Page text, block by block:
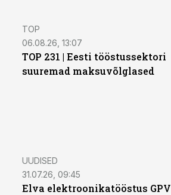
TOP
06.08.26, 13:07
TOP 231 | Eesti tööstussektori
suuremad maksuvõlglased
UUDISED
31.07.26, 09:45
Elva elektroonikatööstus GPV